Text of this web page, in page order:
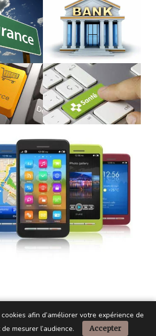
afin d’améliorer votre expérience de
mesurer l’audience.
Accepter